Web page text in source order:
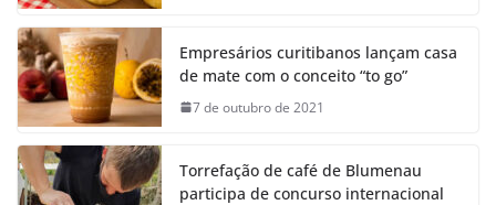
Empresários curitibanos lançam casa
de mate com o conceito “to go”
7 de outubro de 2021
Torrefação de café de Blumenau
participa de concurso internacional